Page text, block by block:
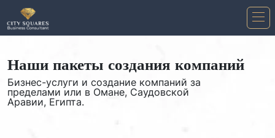
Наши пакеты создания компаний
Бизнес-услуги и создание компаний за
пределами или в Омане, Саудовской
Аравии, Египта.